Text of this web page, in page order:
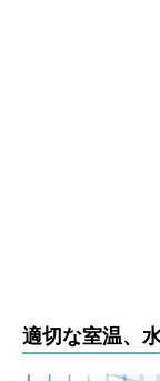
適切な室温、